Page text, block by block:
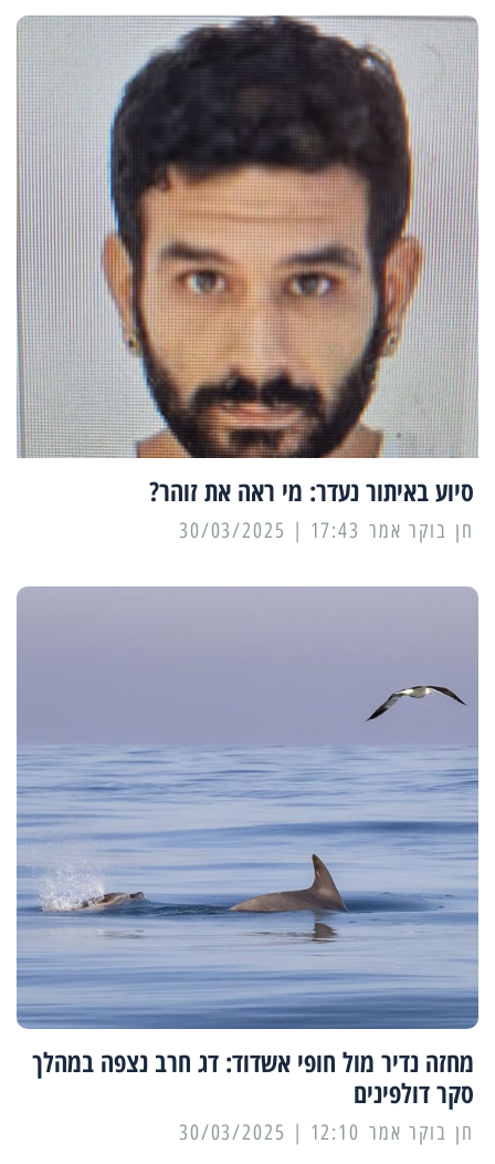
סיוע באיתור נעדר: מי ראה את זוהר?
17:43 | 30/03/2025
מחזה נדיר מול חופי אשדוד: דג חרב נצפה במהלך
סקר דולפינים
12:10 | 30/03/2025